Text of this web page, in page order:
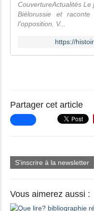
CouvertureActualités
Biélorussie et
l'opposition. V...
https://
Partager cet article
S'inscrire à la newsletter
Vous aimerez aussi :